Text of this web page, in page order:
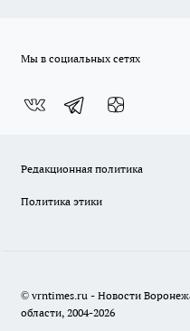
Мы в социальных сетях
Редакционная политика
Политика этики
© vrntimes.ru - Новости
области, 2004-2026